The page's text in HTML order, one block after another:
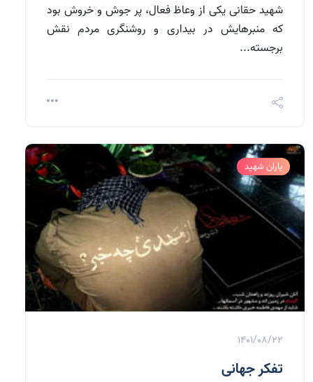
شهید حقانی یكی از وعاظ فعال، پر جوش و خروش بود
كه منبرهایش در بیداری و روشنگری مردم نقش
برجسته‌...
یاران شهید
1401/08/22
تفکر جهانی